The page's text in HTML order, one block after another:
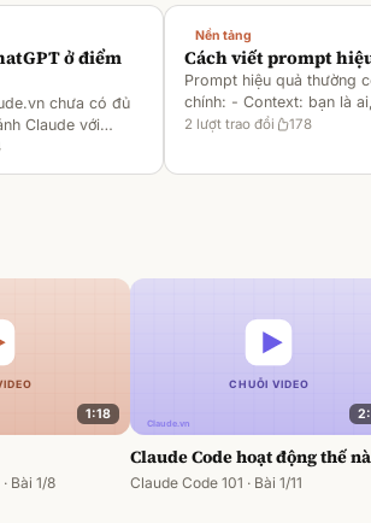
ở điểm
chưa có đủ
Claude với
có tài liệu về
Nền tảng
Cách viết prompt
Prompt hiệu quả thường
chính: - Context: bạn là
gì [1][2][6] - Task: muốn
2 lượt trao đổi 178
1:18
Bài 1/8
Claude Code hoạt động thế
Claude Code 101 · Bài 1/11